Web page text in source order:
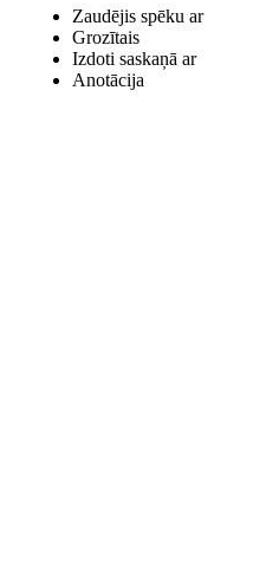
Zaudējis spēku ar
Grozītais
Izdoti saskaņā ar
Anotācija